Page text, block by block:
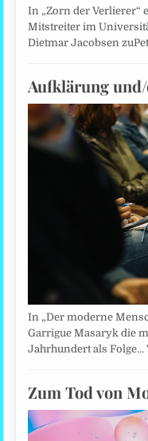
In „Zorn der Verlierer“
Mitstreiter im
Dietmar Jacobsen
Aufklärung
In „Der moderne
Garrigue Masaryk die
Jahrhundert als Folge…
Zum Tod von